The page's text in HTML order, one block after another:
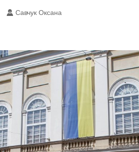
Савчук Оксана